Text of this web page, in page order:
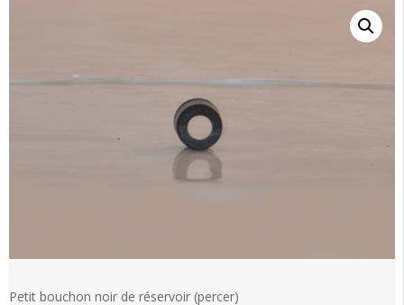
Petit bouchon noir de réservoir (percer)